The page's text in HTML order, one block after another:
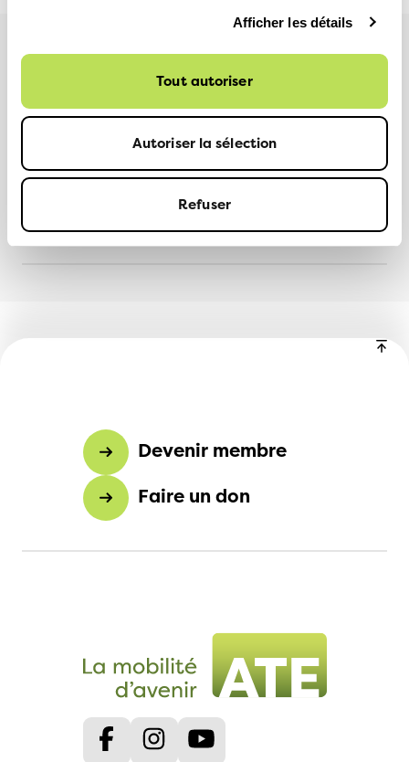
Afficher les détails
Tout autoriser
Autoriser la sélection
Refuser
Plus d'informations
Devenir membre
Faire un don
FacebookInstagram